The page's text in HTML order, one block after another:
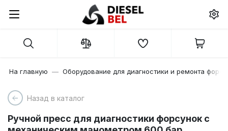
На главную Оборудование для диагностики и ремонта
Назад в каталог
Ручной пресс для диагностики форсунок с